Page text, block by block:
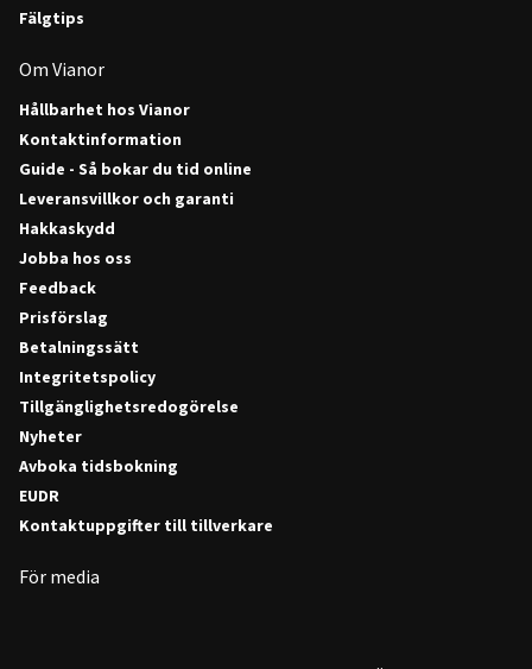
Fälgtips
Om Vianor
Hållbarhet hos Vianor
Kontaktinformation
Guide - Så bokar du tid online
Leveransvillkor och garanti
Hakkaskydd
Jobba hos oss
Feedback
Prisförslag
Betalningssätt
Integritetspolicy
Tillgänglighetsredogörelse
Nyheter
Avboka tidsbokning
EUDR
Kontaktuppgifter till tillverkare
För media